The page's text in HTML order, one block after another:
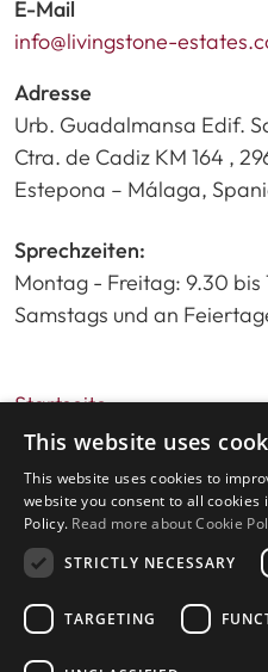
E-Mail
info@livingstone-
Adresse
Urb. Guadalmansa Edif.
Ctra. de Cadiz KM 164 ,
Estepona – Málaga,
Sprechzeiten:
Montag - Freitag: 9.30 bis
Samstags und an
Startseite
Immobiliensuche
Bitte bewerten Sie uns
Datenschutzrichtlinie
Cookies-Richtlinie
© 2026
This website uses
This website uses cookies to
website you consent to all cookies
Policy. Read more about Cookie
STRICTLY NECESSARY
TARGETING